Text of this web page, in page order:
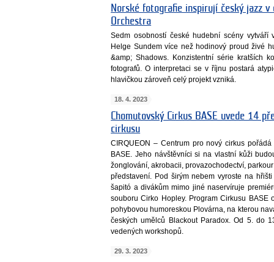
Norské fotografie inspirují český jazz
Orchestra
Sedm osobností české hudební scény vytváří
Helge Sundem více než hodinový proud živé
&amp; Shadows. Konzistentní série kratších
fotografů. O interpretaci se v říjnu postará
hlavičkou zároveň celý projekt vzniká.
18. 4. 2023
Chomutovský Cirkus BASE uvede 14
cirkusu
CIRQUEON – Centrum pro nový cirkus
BASE. Jeho návštěvníci si na vlastní kůži
žonglování, akrobacii, provazochodectví,
představení. Pod širým nebem vyroste na
šapitó a divákům mimo jiné naservíruje
souboru Cirko Hopley. Program Cirkusu
pohybovou humoreskou Plovárna, na kterou
českých umělců Blackout Paradox. Od 5. do
vedených workshopů.
29. 3. 2023